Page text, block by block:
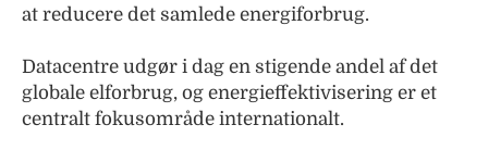
at reducere det samlede energiforbrug.
Datacentre udgør i dag en stigende andel af det
globale elforbrug, og energieffektivisering er et
centralt fokusområde internationalt.